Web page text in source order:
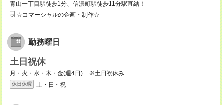
青山一丁目駅徒歩1分、信濃町駅徒歩11分駅直結！
☆コマーシャルの企画・制作☆
勤務曜日
土日祝休
月・火・水・木・金(週4日) ※土日祝休み
休日休暇 土・日・祝